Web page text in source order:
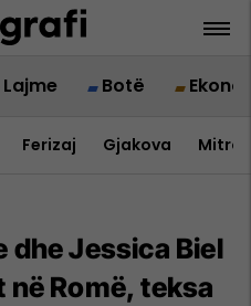
Lajme Botë
Ferizaj Gjakova
dhe Jessica Biel
Romë, teksa